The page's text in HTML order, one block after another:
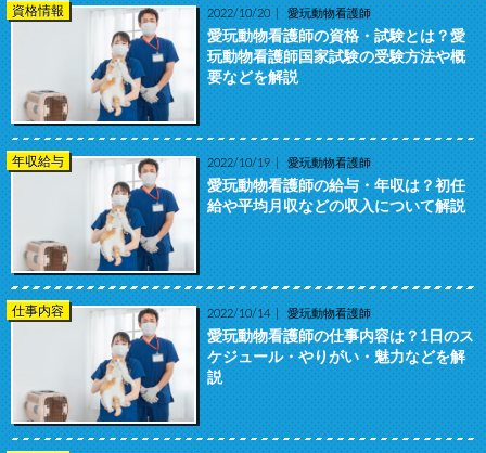
資格情報 2022/10/20 愛玩動物看護師
愛玩動物看護師の資格・試験とは？愛
玩動物看護師国家試験の受験方法や概
要などを解説
年収給与 2022/10/19 愛玩動物看護師
愛玩動物看護師の給与・年収は？初任
給や平均月収などの収入について解説
仕事内容 2022/10/14 愛玩動物看護師
愛玩動物看護師の仕事内容は？1日のス
ケジュール・やりがい・魅力などを解
説